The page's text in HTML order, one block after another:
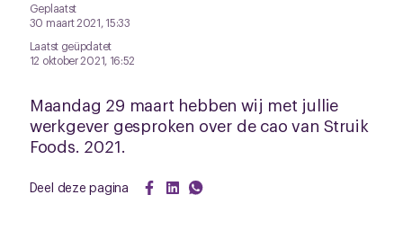
Geplaatst
30 maart 2021, 15:33
Laatst geüpdatet
12 oktober 2021, 16:52
Maandag 29 maart hebben wij met jullie
werkgever gesproken over de cao van Struik
Foods. 2021.
Deel deze pagina